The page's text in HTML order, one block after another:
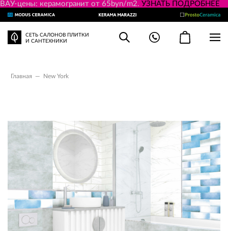
ВАУ-цены: керамогранит от 65byn/m2. УЗНАТЬ ПОДРОБНЕЕ
СЕТЬ САЛОНОВ ПЛИТКИ
И САНТЕХНИКИ
Главная — New York